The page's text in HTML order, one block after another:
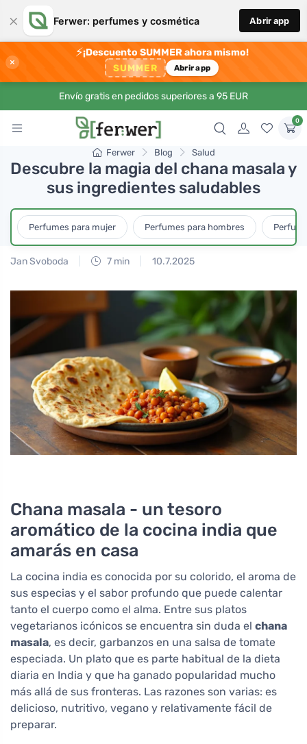
× Ferwer: perfumes y cosmética Abrir app
×
⚡¡Descuento SUMMER ahora mismo!
SUMMER Abrir app
Envío gratis en pedidos superiores a 95 EUR
0
Ferwer Blog Salud
Descubre la magia del chana masala y
sus ingredientes saludables
Perfumes para mujer Perfumes para hombres
Jan Svoboda 7 min 10.7.2025
Chana masala - un tesoro
aromático de la cocina india que
amarás en casa
La cocina india es conocida por su colorido, el aroma de
sus especias y el sabor profundo que puede calentar
tanto el cuerpo como el alma. Entre sus platos
vegetarianos icónicos se encuentra sin duda el chana
masala, es decir, garbanzos en una salsa de tomate
especiada. Un plato que es parte habitual de la dieta
diaria en India y que ha ganado popularidad mucho
más allá de sus fronteras. Las razones son varias: es
delicioso, nutritivo, vegano y relativamente fácil de
preparar.